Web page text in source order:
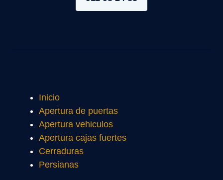
Inicio
Apertura de puertas
Apertura vehiculos
Apertura cajas fuertes
Cerraduras
Persianas